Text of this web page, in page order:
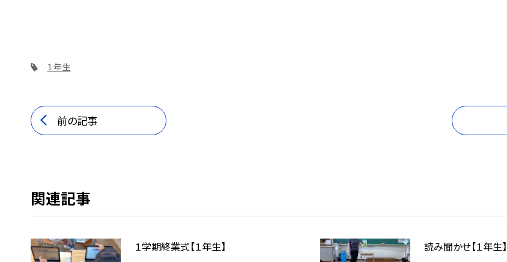
１年生
前の記事
関連記事
１学期終業式【１年生】 読み聞かせ【１年生】